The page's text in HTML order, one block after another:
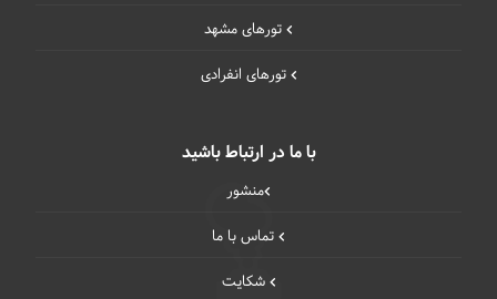
تورهای مشهد
تورهای انفرادی
با ما در ارتباط باشید
منشور
تماس با ما
شکایت